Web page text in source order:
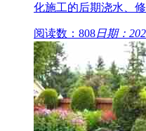
化施工的后期浇水、
阅读数：808日期：